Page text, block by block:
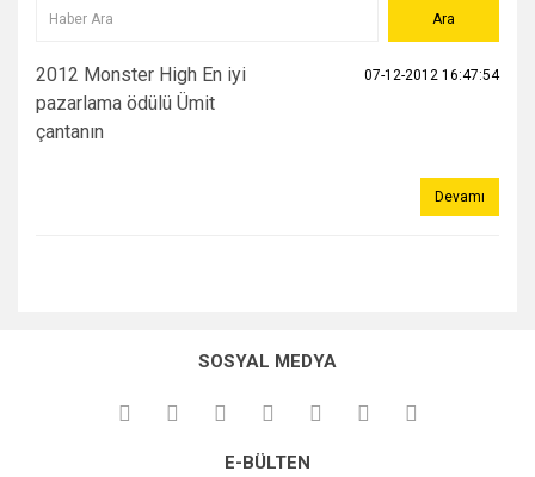
2012 Monster High En iyi
pazarlama ödülü Ümit
çantanın
07-12-2012 16:47:54
Devamı
SOSYAL MEDYA
E-BÜLTEN